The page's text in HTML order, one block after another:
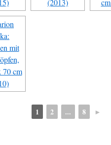
1 2 ... 8 ►